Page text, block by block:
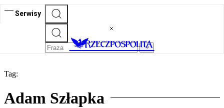
Serwisy
Tag:
Adam Szłapka